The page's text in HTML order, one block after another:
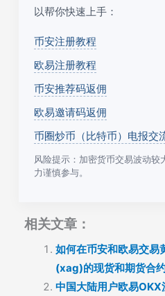
以帮你快速上手：
币安注册教程
欧易注册教程
币安推荐码返佣
欧易邀请码返佣
币圈炒币（比特币）电报交
风险提示：加密货币交易波动较
力谨慎参与。
相关文章：
如何在币安和欧易交
(xag)的现货和期货合
中国大陆用户欧易